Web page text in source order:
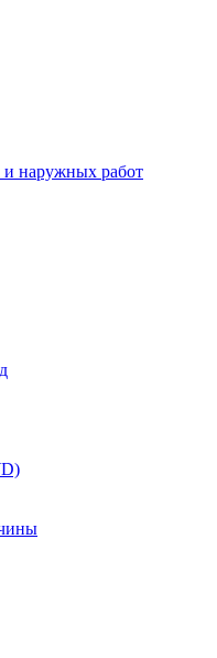
и наружных работ